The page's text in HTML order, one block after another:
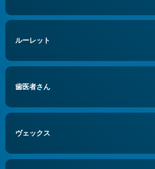
ルーレット
歯医者さん
ヴェックス